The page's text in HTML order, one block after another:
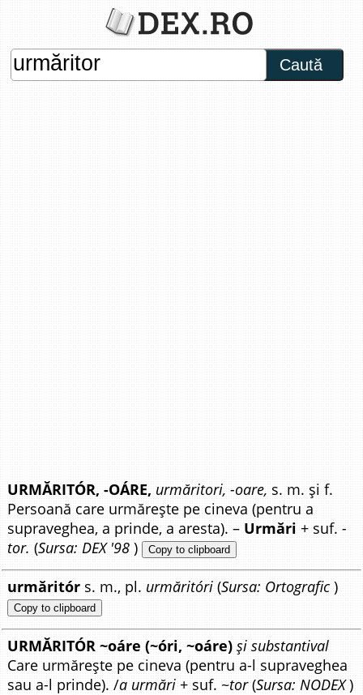
Caută
URMĂRITÓR, -OÁRE, urmăritori, -oare, s. m. și f.
Persoană care urmărește pe cineva (pentru a
supraveghea, a prinde, a aresta). – Urmări + suf.-
tor. (Sursa: DEX '98 ) Copy to clipboard
urmăritór s. m., pl. urmăritóri (Sursa: Ortografic )
Copy to clipboard
URMĂRITÓR ~oáre (~óri, ~oáre) și substantival
Care urmărește pe cineva (pentru a-l supraveghea
sau a-l prinde). /a urmări + suf. ~tor(Sursa: NODEX)